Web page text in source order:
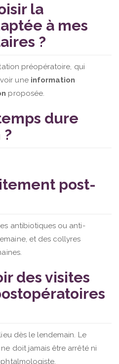
la
à mes
?
préopératoire, qui
une information
proposée.
dure
post-
antibiotiques ou anti-
et des collyres
des visites
dès le lendemain. Le
doit jamais être arrêté ni